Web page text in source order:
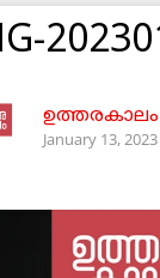
ഉത്തരകാലം
January 13, 2023